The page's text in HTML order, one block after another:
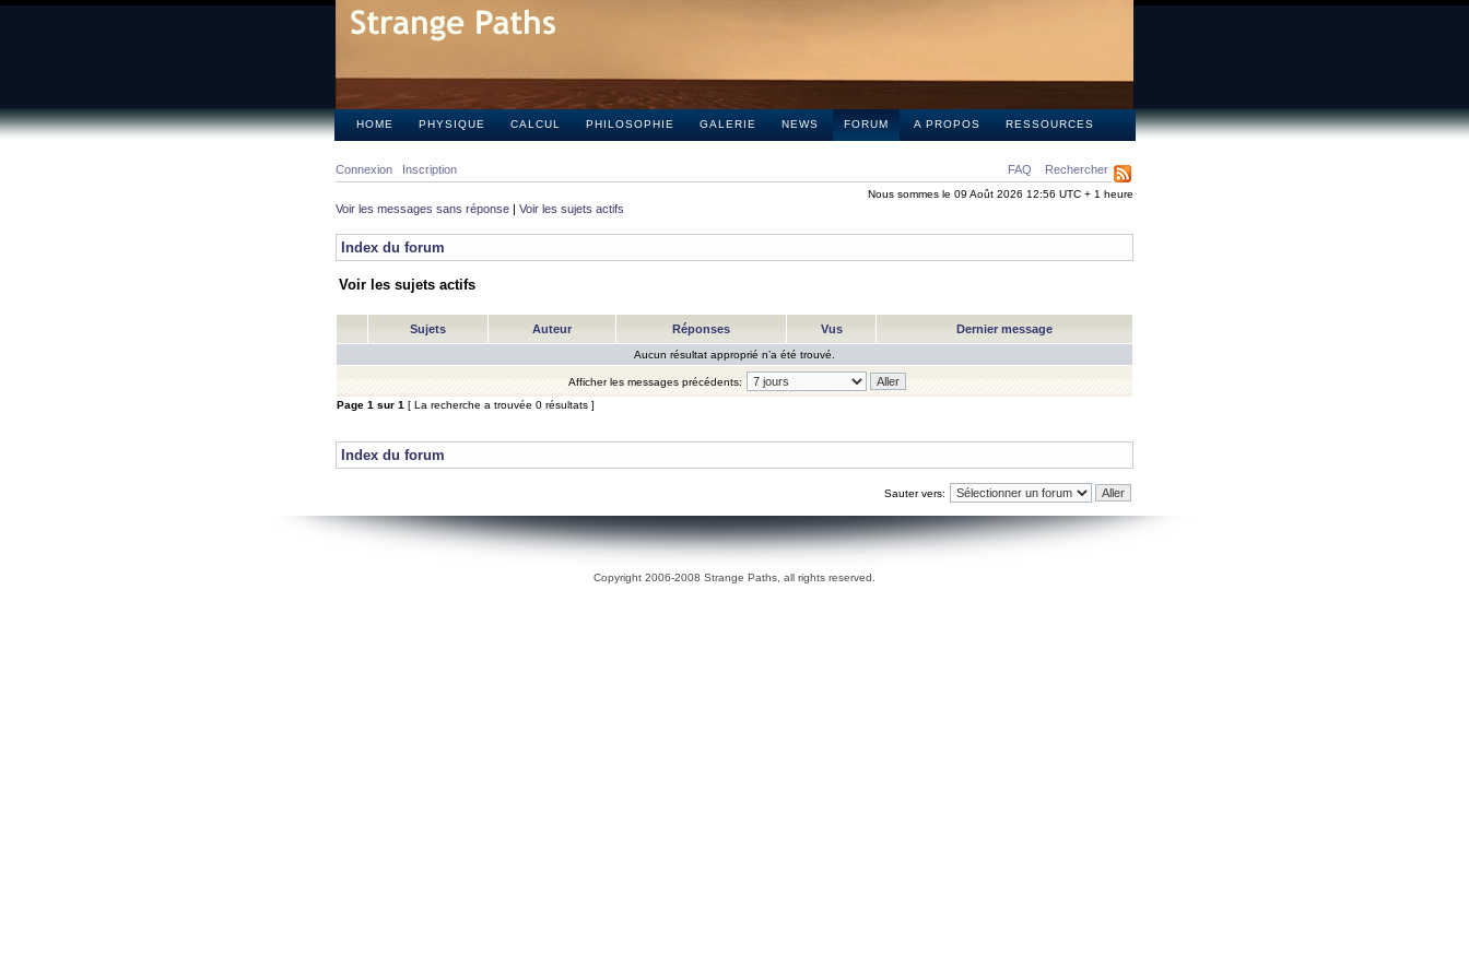
HOME PHYSIQUE CALCUL PHILOSOPHIE GALERIE NEWS FORUM A PROPOS RESSOURCES
FAQ Rechercher
Connexion Inscription
Nous sommes le 09 Août 2026 12:56 UTC + 1 heure
Voir les messages sans réponse | Voir les sujets actifs
Index du forum
Voir les sujets actifs
Sujets Auteur Réponses Vus Dernier message
Aucun résultat approprié n’a été trouvé.
Afficher les messages précédents:
Page 1 sur 1 [ La recherche a trouvée 0 résultats ]
Index du forum
Sauter vers:
Copyright 2006-2008 Strange Paths, all rights reserved.